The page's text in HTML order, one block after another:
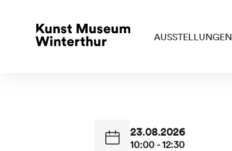
AUSSTELLUNGEN
23.08.2026
10:00 - 12:30